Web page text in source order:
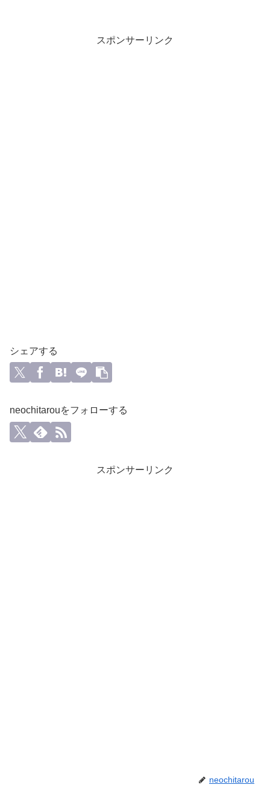
スポンサーリンク
シェアする
neochitarouをフォローする
スポンサーリンク
neochitarou